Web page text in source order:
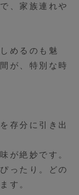
、家族連れや
めるのも魅
が、特別な時
存分に引き出
が絶妙です。
ったり。どの
す。